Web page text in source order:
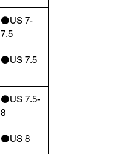
⚫️US 7-
7.5
⚫️US 7.5
⚫️US 7.5-
8
⚫️US 8